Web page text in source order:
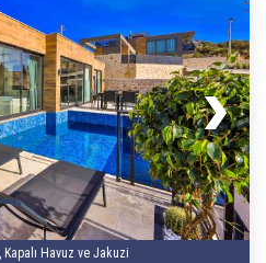
Kapalı Havuz ve Jakuzi